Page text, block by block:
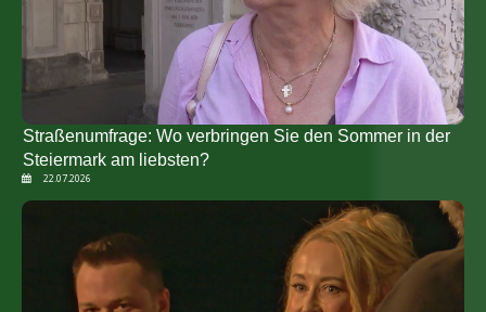
Straßenumfrage: Wo verbringen Sie den Sommer in der
Steiermark am liebsten?
22.07.2026